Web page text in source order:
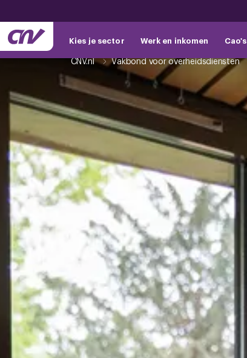
Kies je sector Werk en inkomen Cao's
CNV.nl
Vakbond voor overheidsdiensten